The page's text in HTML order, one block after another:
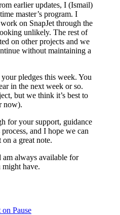
earlier updates, I (Ismail)
master’s program. I
on SnapJet through the
unlikely. The rest of
on other projects and we
without maintaining a
pledges this week. You
in the next week or so.
but we think it’s best to
now).
for your support, guidance
and I hope we can
a great note.
always available for
might have.
Pause